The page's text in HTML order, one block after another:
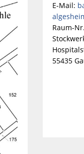
E-Mail:
Raum-
55435